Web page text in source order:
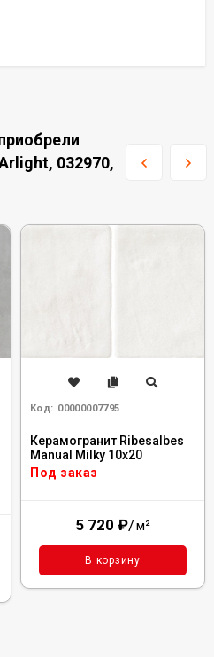
032970,
Код: 00000007795
Керамогранит Ribesalbes
Manual Milky 10x20
Под заказ
5 720 ₽/м²
В корзину